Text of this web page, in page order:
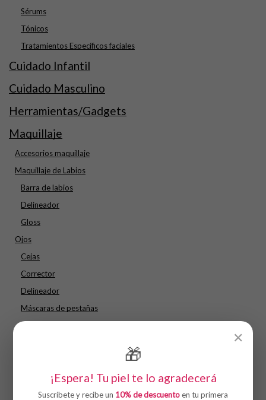
Sérums
Tónicos
Tratamientos Específicos faciales
Cuidado Infantil
Cuidado Masculino
Herramientas/Gadgets
Maquillaje
Accesorios maquillaje
Maquillaje de Labios
Barra de labios
Delineador
Gloss
Ojos
Cejas
Corrector
Delineador
Máscaras de pestañas
Sombras
Colorete
Iluminador
✕
🎁
¡Espera! Tu piel te lo agradecerá
Suscríbete y recibe un 10% de descuentoen tu primera